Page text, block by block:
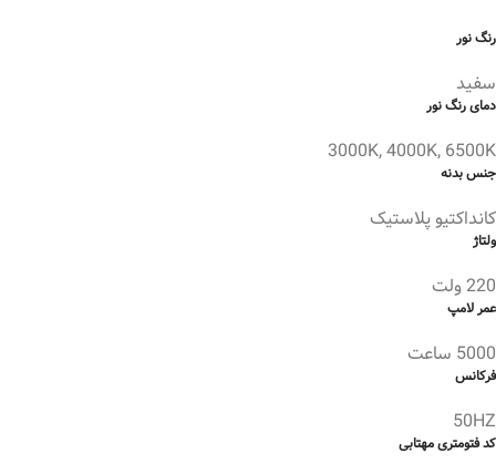
رنگ نور
سفید
دمای رنگ نور
3000K, 4000K, 6500K
جنس بدنه
کانداکتیو پلاستیک
ولتاژ
220 ولت
عمر لامپ
5000 ساعت
فرکانس
50HZ
کد فتومتری مهتابی